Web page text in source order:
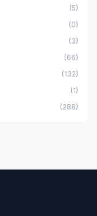
(5)
(0)
(3)
(66)
(132)
(1)
(288)